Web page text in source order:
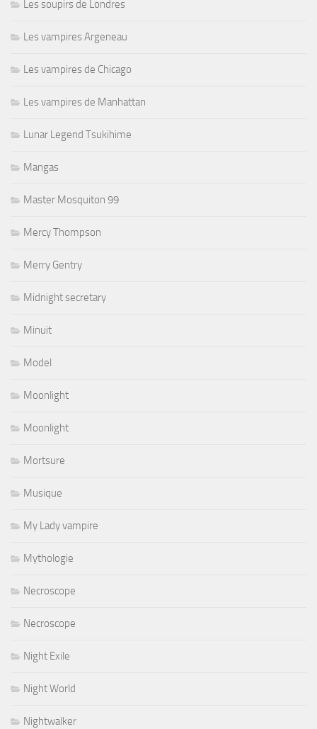
Les soupirs de Londres
Les vampires Argeneau
Les vampires de Chicago
Les vampires de Manhattan
Lunar Legend Tsukihime
Mangas
Master Mosquiton 99
Mercy Thompson
Merry Gentry
Midnight secretary
Minuit
Model
Moonlight
Moonlight
Mortsure
Musique
My Lady vampire
Mythologie
Necroscope
Necroscope
Night Exile
Night World
Nightwalker